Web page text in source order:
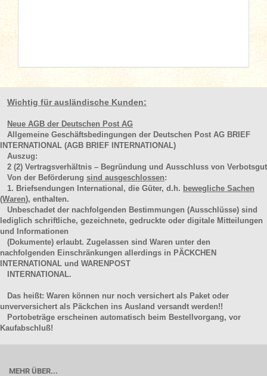
Wichtig für ausländische Kunden:
Neue AGB der Deutschen Post AG
Allgemeine Geschäftsbedingungen der Deutschen Post AG BRIEF
INTERNATIONAL (AGB BRIEF INTERNATIONAL)
Auszug:
2 (2) Vertragsverhältnis – Begründung und Ausschluss von Verbotsgut
Von der Beförderung sind ausgeschlossen:
1. Briefsendungen International, die Güter, d.h. bewegliche Sachen
(Waren), enthalten.
Unbeschadet der nachfolgenden Bestimmungen (Ausschlüsse) sind
lediglich schriftliche, gezeichnete, gedruckte oder digitale Mitteilungen
und Informationen
(Dokumente) erlaubt. Zugelassen sind Waren unter den
nachfolgenden Einschränkungen allerdings in PÄCKCHEN
INTERNATIONAL und WARENPOST
INTERNATIONAL.
Das heißt: Waren können nur noch versichert als Paket oder
unverversichert als Päckchen ins Ausland versandt werden!!
Portobeträge erscheinen automatisch beim Bestellvorgang, vor
Kaufabschluß!
MEHR ÜBER...